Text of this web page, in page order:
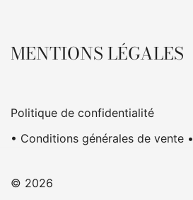
MENTIONS LÉGALES
Politique de confidentialité
• Conditions générales de vente •
© 2026